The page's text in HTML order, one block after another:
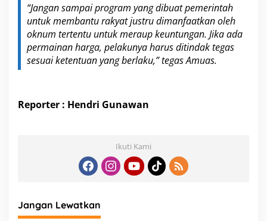
“Jangan sampai program yang dibuat pemerintah
untuk membantu rakyat justru dimanfaatkan oleh
oknum tertentu untuk meraup keuntungan. Jika ada
permainan harga, pelakunya harus ditindak tegas
sesuai ketentuan yang berlaku,” tegas Amuas.
Reporter : Hendri Gunawan
Ikuti Kami
Jangan Lewatkan